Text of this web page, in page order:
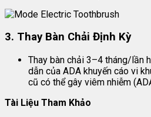
3. Thay Bàn Chải Định Kỳ
Thay bàn chải 3–4 tháng/lần
dẫn của ADA khuyến cáo vi
cũ có thể gây viêm nhiễm
Tài Liệu Tham Khảo